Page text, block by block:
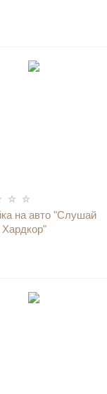
на авто "Слушай